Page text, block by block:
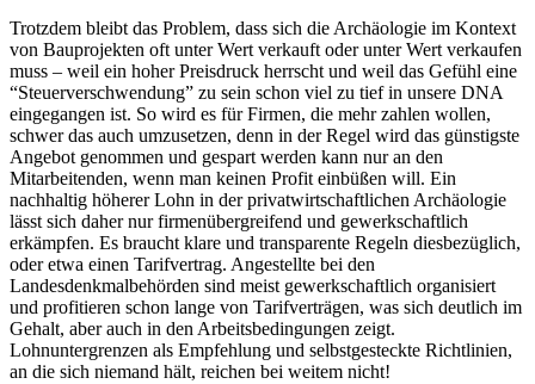
Trotzdem bleibt das Problem, dass sich die Archäologie im Kontext
von Bauprojekten oft unter Wert verkauft oder unter Wert verkaufen
muss – weil ein hoher Preisdruck herrscht und weil das Gefühl eine
“Steuerverschwendung” zu sein schon viel zu tief in unsere DNA
eingegangen ist. So wird es für Firmen, die mehr zahlen wollen,
schwer das auch umzusetzen, denn in der Regel wird das günstigste
Angebot genommen und gespart werden kann nur an den
Mitarbeitenden, wenn man keinen Profit einbüßen will. Ein
nachhaltig höherer Lohn in der privatwirtschaftlichen Archäologie
lässt sich daher nur firmenübergreifend und gewerkschaftlich
erkämpfen. Es braucht klare und transparente Regeln diesbezüglich,
oder etwa einen Tarifvertrag. Angestellte bei den
Landesdenkmalbehörden sind meist gewerkschaftlich organisiert
und profitieren schon lange von Tarifverträgen, was sich deutlich im
Gehalt, aber auch in den Arbeitsbedingungen zeigt.
Lohnuntergrenzen als Empfehlung und selbstgesteckte Richtlinien,
an die sich niemand hält, reichen bei weitem nicht!